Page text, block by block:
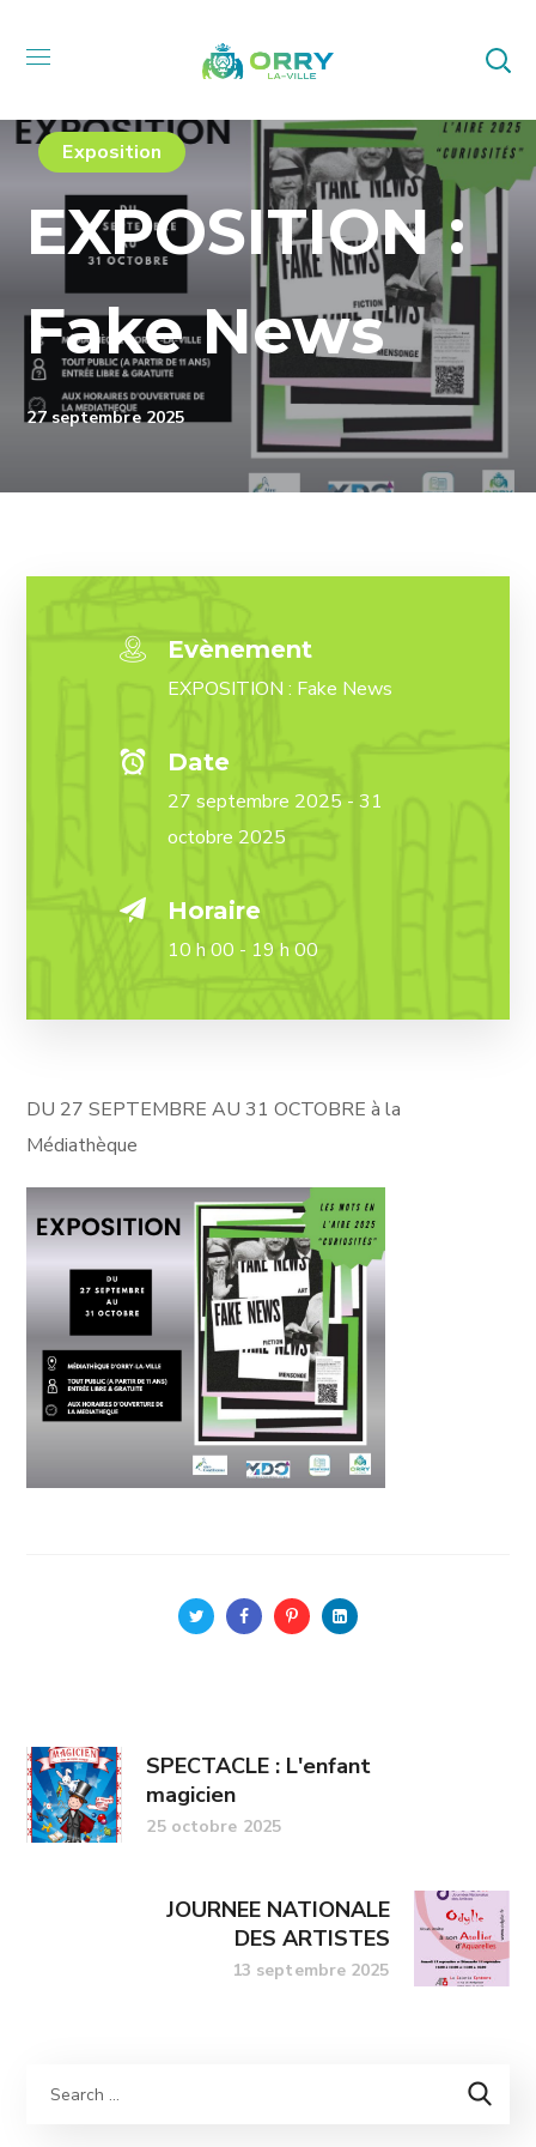
Exposition
EXPOSITION :
Fake News
27 septembre 2025
Evènement
EXPOSITION : Fake News
Date
27 septembre 2025 - 31
octobre 2025
Horaire
10 h 00 - 19 h 00
DU 27 SEPTEMBRE AU 31 OCTOBRE à la
Médiathèque
SPECTACLE : L'enfant
magicien
25 octobre 2025
JOURNEE NATIONALE
DES ARTISTES
13 septembre 2025